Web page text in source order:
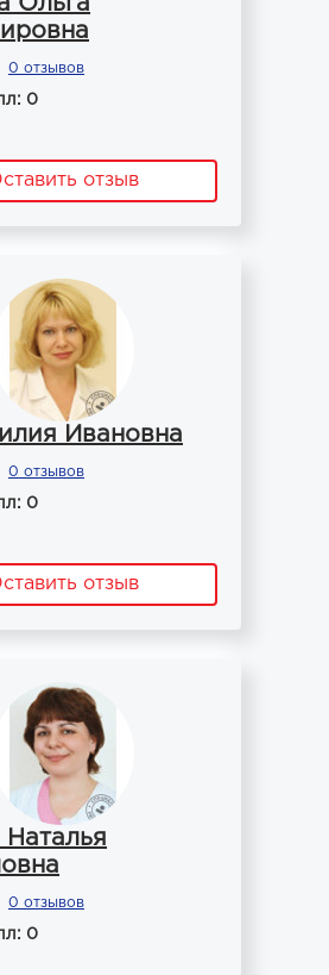
0 отзывов
0
отзыв
Ивановна
0 отзывов
0
отзыв
Наталья
0 отзывов
0